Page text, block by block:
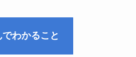
わかること